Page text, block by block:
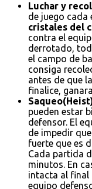
Luchar y
de juego cada
cristales del
contra el
derrotado,
el campo de
consiga
antes de que
finalice,
pueden estar
defensor. El
de impedir
fuerte que es
Cada partida
minutos. En
intacta al final
equipo